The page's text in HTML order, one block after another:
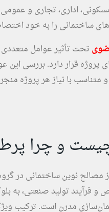
مسکونی، اداری، تجاری و
ساختمانی را به خود
تحت تأثیر عوامل
پروژه قرار دارد. بررسی
و متناسب با نیاز هر پروژه
و چرا
و فرآیند تولید صنعتی، به
مدرن است. ترکیب